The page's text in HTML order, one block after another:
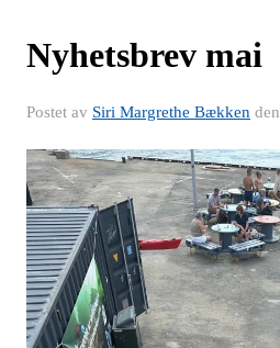
Nyhetsbrev mai
Postet av Siri Margrethe Bækken den